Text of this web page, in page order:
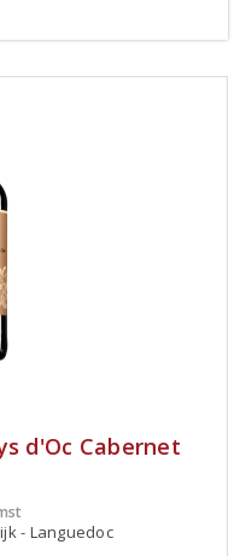
d'Oc Cabernet
- Languedoc